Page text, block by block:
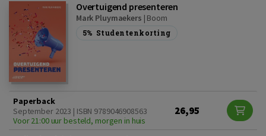
Overtuigend presenteren
Mark Pluymaekers | Boom
5% Studentenkorting
Paperback
September 2023 | ISBN 9789046908563
Voor 21:00 uur besteld, morgen in huis
26,95